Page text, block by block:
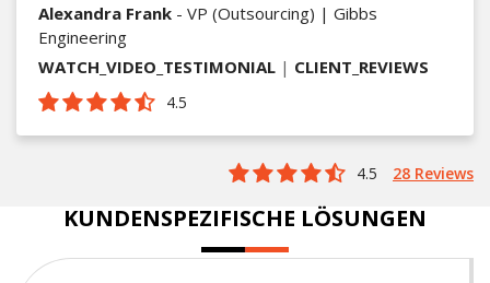
Alexandra Frank - VP (Outsourcing) | Gibbs
Engineering
WATCH_VIDEO_TESTIMONIAL | CLIENT_REVIEWS
4.5
4.5 28 Reviews
KUNDENSPEZIFISCHE LÖSUNGEN